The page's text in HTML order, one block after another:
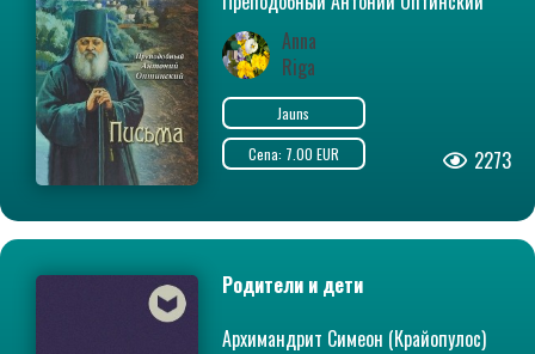
(Путилов)
Anna
Riga
Jauns
Cena: 7.00 EUR
2273
Родители и дети
Архимандрит Симеон (Крайопулос)